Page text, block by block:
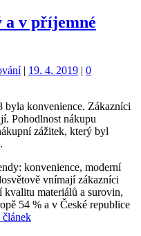
a v příjemné
| 19. 4. 2019 | 0
byla konvenience. Zákazníci
Pohodlnost nákupu
zážitek, který byl
konvenience, moderní
vnímají zákazníci
materiálů a surovin,
54 % a v České republice